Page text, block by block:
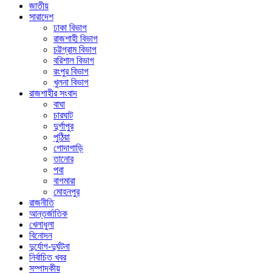
জাতীয়
সারাদেশ
ঢাকা বিভাগ
রাজশাহী বিভাগ
চট্টগ্রাম বিভাগ
বরিশাল বিভাগ
রংপুর বিভাগ
খুলনা বিভাগ
রাজশাহীর সংবাদ
বাঘা
চারঘাট
দুর্গাপুর
পুঠিয়া
গোদাগাড়ি
তানোর
পবা
বাগমারা
মোহনপুর
রাজনীতি
আন্তর্জাতিক
খেলাধুলা
বিনোদন
দুর্যোগ-দুর্ঘটনা
নির্বাচিত খবর
সম্পাদকীয়